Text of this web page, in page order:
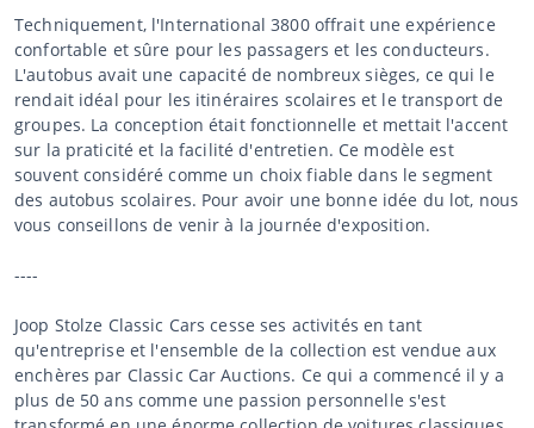
Techniquement, l'International 3800 offrait une expérience
confortable et sûre pour les passagers et les conducteurs.
L'autobus avait une capacité de nombreux sièges, ce qui le
rendait idéal pour les itinéraires scolaires et le transport de
groupes. La conception était fonctionnelle et mettait l'accent
sur la praticité et la facilité d'entretien. Ce modèle est
souvent considéré comme un choix fiable dans le segment
des autobus scolaires. Pour avoir une bonne idée du lot, nous
vous conseillons de venir à la journée d'exposition.
----
Joop Stolze Classic Cars cesse ses activités en tant
qu'entreprise et l'ensemble de la collection est vendue aux
enchères par Classic Car Auctions. Ce qui a commencé il y a
plus de 50 ans comme une passion personnelle s'est